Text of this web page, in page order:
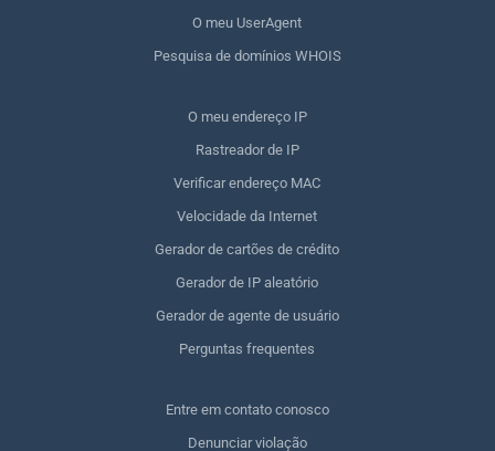
O meu UserAgent
Pesquisa de domínios WHOIS
O meu endereço IP
Rastreador de IP
Verificar endereço MAC
Velocidade da Internet
Gerador de cartões de crédito
Gerador de IP aleatório
Gerador de agente de usuário
Perguntas frequentes
Entre em contato conosco
Denunciar violação